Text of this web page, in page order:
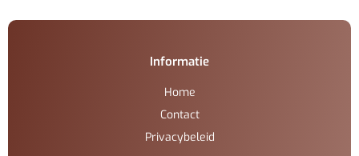
Informatie
Home
Contact
Privacybeleid